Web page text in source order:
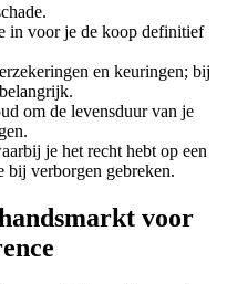
in voor je de koop definitief
en keuringen; bij
om de levensduur van je
je het recht hebt op een
bij verborgen gebreken.
voor